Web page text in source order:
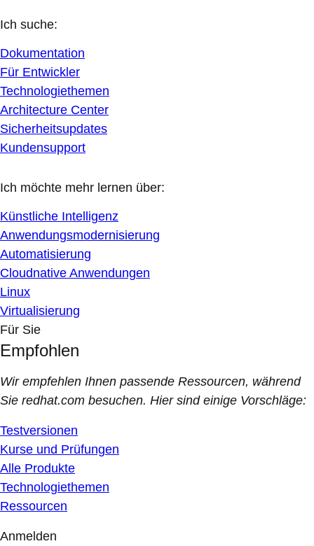
Ich suche:
Dokumentation
Für Entwickler
Technologiethemen
Architecture Center
Sicherheitsupdates
Kundensupport
Ich möchte mehr lernen über:
Künstliche Intelligenz
Anwendungsmodernisierung
Automatisierung
Cloudnative Anwendungen
Linux
Virtualisierung
Für Sie
Empfohlen
Wir empfehlen Ihnen passende Ressourcen, während
Sie redhat.com besuchen. Hier sind einige Vorschläge:
Testversionen
Kurse und Prüfungen
Alle Produkte
Technologiethemen
Ressourcen
Anmelden